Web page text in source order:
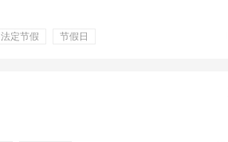
法定节假
节假日